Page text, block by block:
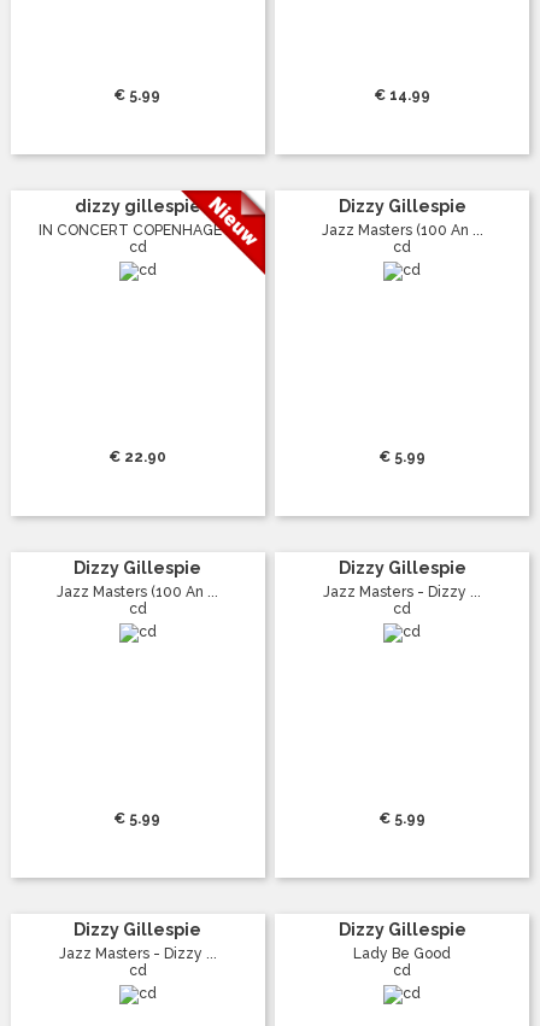
€ 5.99 € 14.99
dizzy gillespie
IN CONCERT COPENHAGE ...
cd
€ 22.90
Dizzy Gillespie
Jazz Masters (100 An ...
cd
€ 5.99
Dizzy Gillespie
Jazz Masters (100 An ...
cd
€ 5.99
Dizzy Gillespie
Jazz Masters - Dizzy ...
cd
€ 5.99
Dizzy Gillespie
Jazz Masters - Dizzy ...
cd
Dizzy Gillespie
Lady Be Good
cd